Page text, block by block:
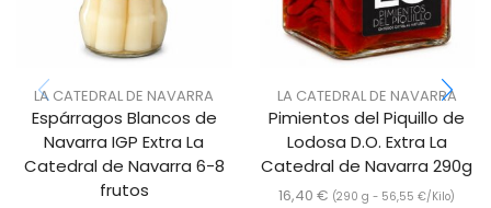
LA CATEDRAL DE NAVARRA
Espárragos Blancos de
Navarra IGP Extra La
Catedral de Navarra 6-8
frutos
LA CATEDRAL DE NAVARRA
Pimientos del Piquillo de
Lodosa D.O. Extra La
Catedral de Navarra 290g
16,40€ (290 g - 56,55€/Kilo)